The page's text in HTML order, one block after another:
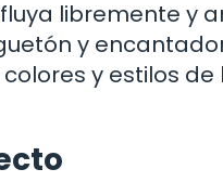
libremente y
y
y estilos